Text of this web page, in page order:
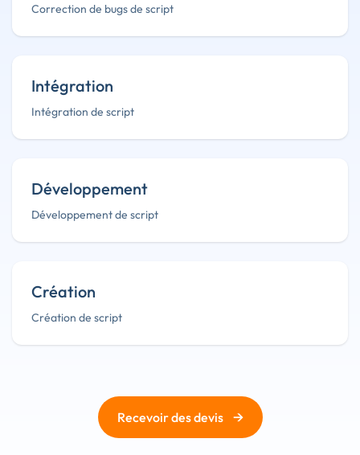
Correction de bugs de script
Intégration
Intégration de script
Développement
Développement de script
Création
Création de script
Recevoir des devis →